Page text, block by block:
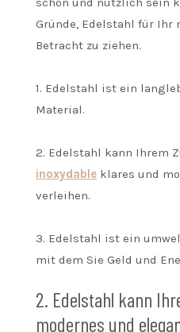
Gründe, Edelstahl für
Betracht zu ziehen.
1. Edelstahl ist ein
Material.
2. Edelstahl kann Ihrem
inoxydable klares und
verleihen.
3. Edelstahl ist ein
mit dem Sie Geld und
2. Edelstahl kann
modernes und